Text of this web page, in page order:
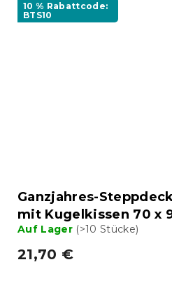
10 % Rabattcode:
BTS10
Ganzjahres-
mit Kugelkissen 70 x
Auf Lager (>10 Stücke)
21,70 €